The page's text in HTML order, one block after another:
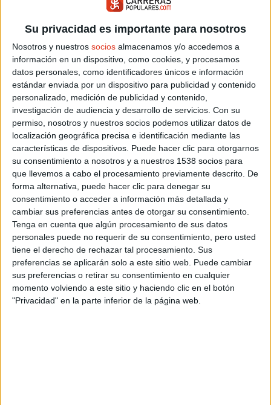
Su privacidad es importante para nosotros
Nosotros y nuestros socios almacenamos y/o accedemos a
información en un dispositivo, como cookies, y procesamos
datos personales, como identificadores únicos e información
estándar enviada por un dispositivo para publicidad y contenido
personalizado, medición de publicidad y contenido,
investigación de audiencia y desarrollo de servicios. Con su
permiso, nosotros y nuestros socios podemos utilizar datos de
localización geográfica precisa e identificación mediante las
características de dispositivos. Puede hacer clic para otorgarnos
su consentimiento a nosotros y a nuestros 1538 socios para
que llevemos a cabo el procesamiento previamente descrito. De
forma alternativa, puede hacer clic para denegar su
consentimiento o acceder a información más detallada y
cambiar sus preferencias antes de otorgar su consentimiento.
Tenga en cuenta que algún procesamiento de sus datos
personales puede no requerir de su consentimiento, pero usted
tiene el derecho de rechazar tal procesamiento. Sus
preferencias se aplicarán solo a este sitio web. Puede cambiar
sus preferencias o retirar su consentimiento en cualquier
momento volviendo a este sitio y haciendo clic en el botón
"Privacidad" en la parte inferior de la página web.
Sábado 24 octubre 2026
Salida Bilbao (Vizcaya)
XVIII CARRERA CAMPESTRE DE...
Sábado 22 agosto 2026